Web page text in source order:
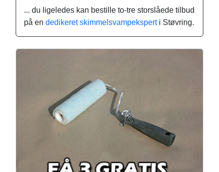
... du ligeledes kan bestille to-tre storslåede tilbud
på en dedikeret skimmelsvampeksperti Støvring.